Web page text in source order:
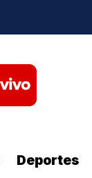
Deportes